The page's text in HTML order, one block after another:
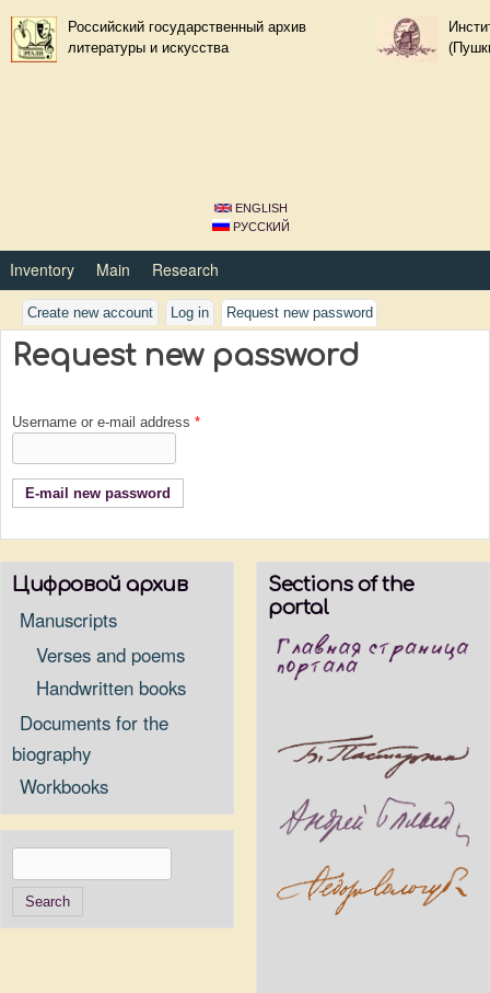
Skip to main content
Российский государственный архив
литературы и искусства
ENGLISH
РУССКИЙ
Primary_tsvetaeva for Велимир Хлебников
Inventory Main Research
Create new account Log in Request new password
Request new password
Username or e-mail address *
Цифровой архив
Manuscripts
Verses and poems
Handwritten books
Documents for the
biography
Workbooks
Search form
Sections of the
portal